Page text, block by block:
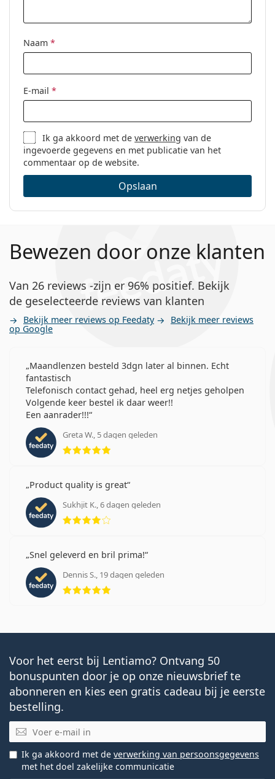
Naam *
E-mail *
Ik ga akkoord met deverwerking van de
ingevoerde gegevens en met publicatie van het
commentaar op de website.
Opslaan
Bewezen door onze klanten
Van 26 reviews -zijn er 96% positief. Bekijk
de geselecteerde reviews van klanten
Bekijk meer reviews op Feedaty Bekijk meer reviews
op Google
Maandlenzen besteld 3dgn later al binnen. Echt
fantastisch
Telefonisch contact gehad, heel erg netjes geholpen
Volgende keer bestel ik daar weer!!
Een aanrader!!!
Greta W., 5 dagen geleden
Beoordeling 5 van 5
Product quality is great
Sukhjit K., 6 dagen geleden
Beoordeling 4 van 5
Snel geleverd en bril prima!
Dennis S., 19 dagen geleden
Beoordeling 5 van 5
Voor het eerst bij Lentiamo? Ontvang 50
bonuspunten door je op onze nieuwsbrief te
abonneren en kies een gratis cadeau bij je eerste
bestelling.
E-mail
Ik ga akkoord met de verwerking van persoonsgegevens
met het doel zakelijke communicatie